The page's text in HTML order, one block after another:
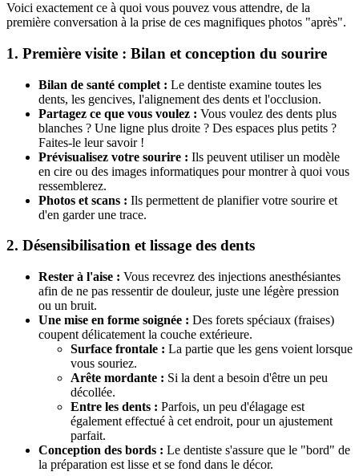
Voici exactement ce à quoi vous pouvez vous attendre, de la
première conversation à la prise de ces magnifiques photos "après".
1. Première visite : Bilan et conception du sourire
Bilan de santé complet : Le dentiste examine toutes les
dents, les gencives, l'alignement des dents et l'occlusion.
Partagez ce que vous voulez : Vous voulez des dents plus
blanches ? Une ligne plus droite ? Des espaces plus petits ?
Faites-le leur savoir !
Prévisualisez votre sourire : Ils peuvent utiliser un modèle
en cire ou des images informatiques pour montrer à quoi vous
ressemblerez.
Photos et scans : Ils permettent de planifier votre sourire et
d'en garder une trace.
2. Désensibilisation et lissage des dents
Rester à l'aise : Vous recevrez des injections anesthésiantes
afin de ne pas ressentir de douleur, juste une légère pression
ou un bruit.
Une mise en forme soignée : Des forets spéciaux (fraises)
coupent délicatement la couche extérieure.
Surface frontale : La partie que les gens voient lorsque
vous souriez.
Arête mordante : Si la dent a besoin d'être un peu
décollée.
Entre les dents : Parfois, un peu d'élagage est
également effectué à cet endroit, pour un ajustement
parfait.
Conception des bords : Le dentiste s'assure que le "bord" de
la préparation est lisse et se fond dans le décor.